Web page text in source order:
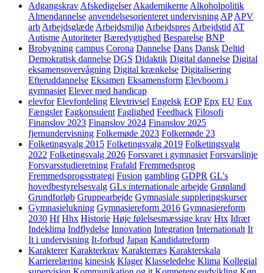
Adgangskrav Afskedigelser Akademikerne Alkoholpolitik
Almendannelse anvendelsesorienteret undervisning AP APV
arb Arbejdsglæde Arbejdsmiljø Arbejdspres Arbejdstid AT
Autisme Autoriteter Bæredygtighed Besparelse BNP
Brobygning campus Corona Dannelse Dans Dansk Deltid
Demokratisk dannelse DGS Didaktik Digital dannelse Digital
eksamensovervågning Digital krænkelse Digitalisering
Efteruddannelse Eksamen Eksamensform Elevboom i
gymnasiet Elever med handicap
elevfor Elevfordeling Elevtrivsel Engelsk EOP Epx EU Eux
Fængsler Fagkonsulent Faglighed Feedback Filosofi
Finanslov 2023 Finanslov 2024 Finanslov 2025
fjernundervisning Folkemøde 2023 Folkemøde 23
Folketingsvalg 2015 Folketingsvalg 2019 Folketingsvalg
2022 Folketingsvalg 2026 Forsvaret i gymnasiet Forsvarslinje
Forsvarsstudieretning Frafald Fremmedsprog
Fremmedsprogsstrategi Fusion gambling GDPR GL's
hovedbestyrelsesvalg GLs internationale arbejde Grønland
Grundforløb Gruppearbejde Gymnasiale suppleringskurser
Gymnasielukning Gymnasiereform 2016 Gymnasiereform
2030 Hf Hhx Historie Høje følelsesmæssige krav Htx Idræt
Indeklima Indflydelse Innovation Integration Internationalt It
It i undervisning It-forbud Japan Kandidatreform
Karakterer Karakterkrav Karakterræs Karakterskala
Karrierelæring kinesisk Klager Klasseledelse Klima Kollegial